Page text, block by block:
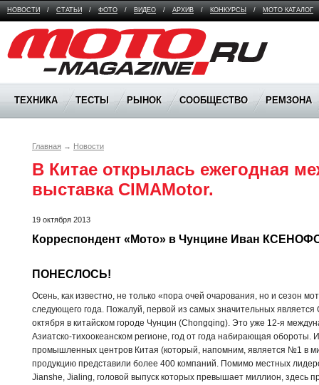
НОВОСТИ / СТАТЬИ / ФОТО / ВИДЕО / АРХИВ / КОНКУРСЫ / МОТО КАТАЛОГ
Moto Magazine
ТЕХНИКА ТЕСТЫ РЫНОК СООБЩЕСТВО РЕМЗОНА
Главная → Новости
В Китае открылась ежегодная
выставка CIMAMotor.
19 октября 2013
Корреспондент «Мото» в Чунцине Иван
ПОНЕСЛОСЬ!
Осень, как известно, не только «пора очей очарования, но и сезон
следующего года. Пожалуй, первой из самых значительных
октября в китайском городе Чунцин (Chongqing). Это уже 12-я
Азиатско-тихоокеанском регионе, год от года набирающая обороты.
промышленных центров Китая (который, напомним, является №1 в
продукцию представили более 400 компаний. Помимо местных
Jianshe, Jialing, головой выпуск которых превышает миллион, здесь